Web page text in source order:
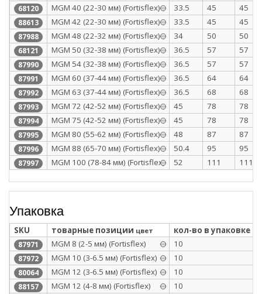
68120 MGM 40 (22-30 мм) (Fortisflex) 33.5 45 45
88613 МGM 42 (22-30 мм) (Fortisflex) 33.5 45 45
87988 МGM 48 (22-32 мм) (Fortisflex) 34 50 50
68121 MGM 50 (32-38 мм) (Fortisflex) 36.5 57 57
87990 МGM 54 (32-38 мм) (Fortisflex) 36.5 57 57
87991 МGM 60 (37-44 мм) (Fortisflex) 36.5 64 64
87992 МGM 63 (37-44 мм) (Fortisflex) 36.5 68 68
87993 МGM 72 (42-52 мм) (Fortisflex) 45 78 78
87994 МGM 75 (42-52 мм) (Fortisflex) 45 78 78
87995 МGM 80 (55-62 мм) (Fortisflex) 48 87 87
87996 МGM 88 (65-70 мм) (Fortisflex) 50.4 95 95
87997 МGM 100 (78-84 мм) (Fortisflex) 52 111 111
Упаковка
SKU товарные позиции цвет кол-во в упаковке
87971 МGM 8 (2-5 мм) (Fortisflex) 10
87972 МGM 10 (3-6.5 мм) (Fortisflex) 10
80064 MGM 12 (3-6.5 мм) (Fortisflex) 10
88157 МGM 12 (4-8 мм) (Fortisflex) 10